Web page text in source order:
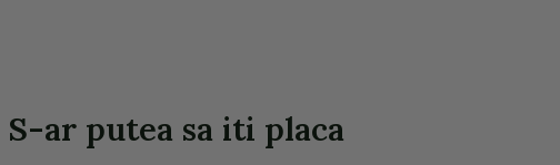
ar putea sa iti placa